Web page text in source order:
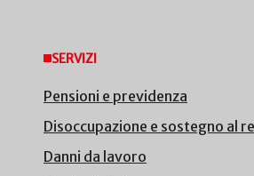
SERVIZI
Pensioni e previdenza
Disoccupazione e sostegno al
Danni da lavoro